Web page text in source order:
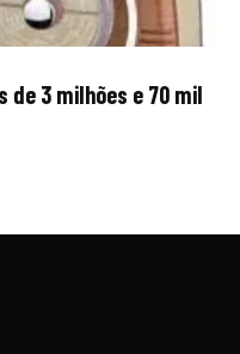
de 3 milhões e 70 mil